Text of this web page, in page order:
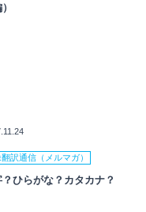
訳通信（メルマガ）
ひらがな？カタカナ？